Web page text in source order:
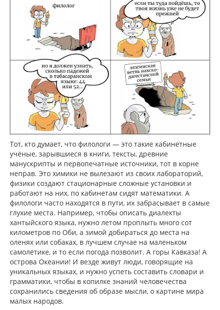
Тот, кто думает, что филологи — это такие кабинетные
учёные, зарывшиеся в книги, тексты, древние
манускрипты и первопечатные источники, тот в корне
неправ. Это химики не вылезают из своих лабораторий,
физики создают стационарные сложные установки и
работают на них, по кабинетам сидят математики. А
филологи часто находятся в пути, их забрасывает в самые
глухие места. Например, чтобы описать диалекты
хантыйского языка, нужно летом проплыть много сот
километров по Оби, а зимой добираться до места на
оленях или собаках, в лучшем случае на маленьком
самолётике, и то если погода позволит. А горы Кавказа! А
острова Океании! И везде живут люди, говорящие на
уникальных языках, и нужно успеть составить словари и
грамматики, чтобы в копилке знаний человечества
сохранились сведения об образе мысли, о картине мира
малых народов.